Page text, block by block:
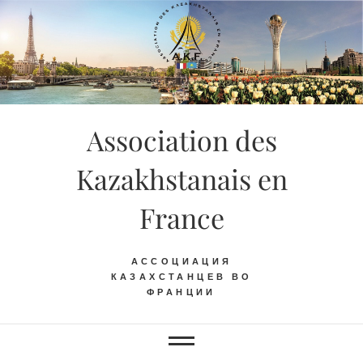
Skip
content
Association des
Kazakhstanais en
France
АССОЦИАЦИЯ
КАЗАХСТАНЦЕВ ВО
ФРАНЦИИ